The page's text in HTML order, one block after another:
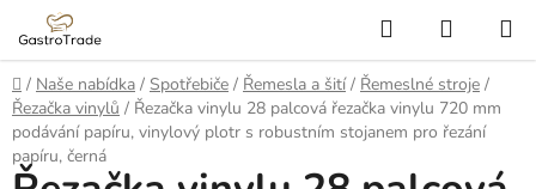
obsah
Hledat
KOŠÍK
Domů
/ Naše nabídka / Spotřebiče / Řemesla a šití / Řemeslné stroje /
Řezačka vinylů / Řezačka vinylu 28 palcová řezačka vinylu 720 mm
podávání papíru, vinylový plotr s robustním stojanem pro řezání
papíru, černá